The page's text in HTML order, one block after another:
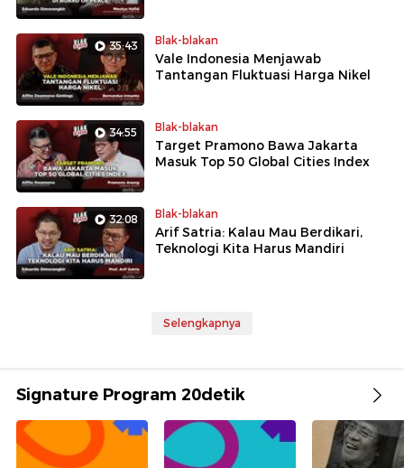
35:43 Blak-blakan
Vale Indonesia Menjawab
Tantangan Fluktuasi Harga Nikel
34:55 Blak-blakan
Target Pramono Bawa Jakarta
Masuk Top 50 Global Cities Index
32:08 Blak-blakan
Arif Satria: Kalau Mau Berdikari,
Teknologi Kita Harus Mandiri
Selengkapnya
Signature Program 20detik